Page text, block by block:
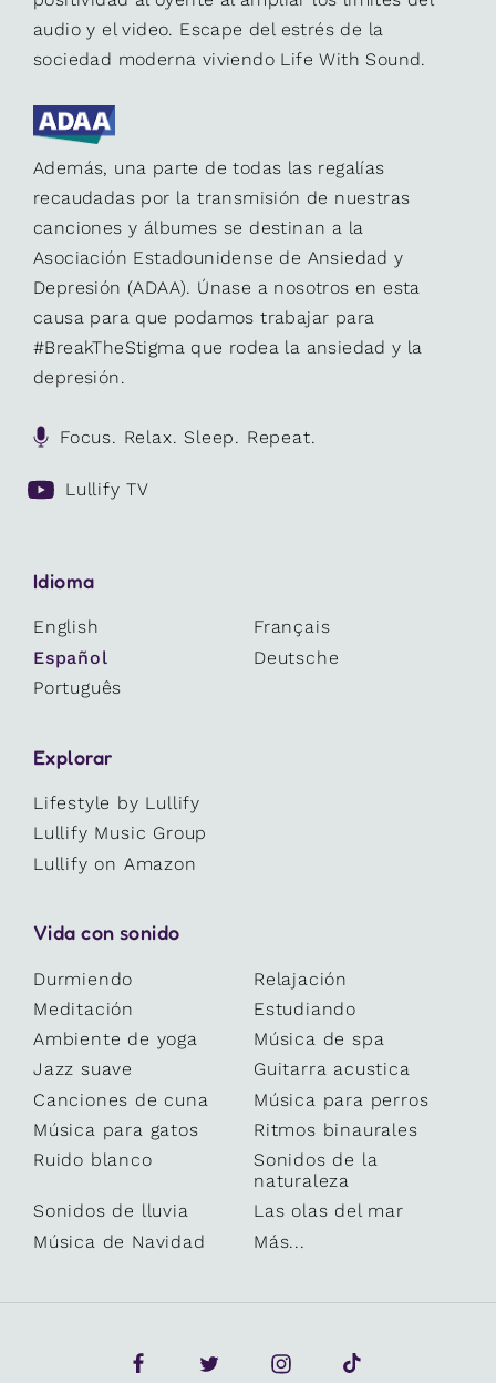
audio y el video. Escape del estrés de la
sociedad moderna viviendo Life With Sound.
Además, una parte de todas las regalías
recaudadas por la transmisión de nuestras
canciones y álbumes se destinan a la
Asociación Estadounidense de Ansiedad y
Depresión (ADAA). Únase a nosotros en esta
causa para que podamos trabajar para
#BreakTheStigma que rodea la ansiedad y la
depresión.
Focus. Relax. Sleep. Repeat.
Lullify TV
Idioma
English
Français
Español
Deutsche
Português
Explorar
Lifestyle by Lullify
Lullify Music Group
Lullify on Amazon
Vida con sonido
Durmiendo
Relajación
Meditación
Estudiando
Ambiente de yoga
Música de spa
Jazz suave
Guitarra acustica
Canciones de cuna
Música para perros
Música para gatos
Ritmos binaurales
Ruido blanco
Sonidos de la
naturaleza
Sonidos de lluvia
Las olas del mar
Música de Navidad
Más...